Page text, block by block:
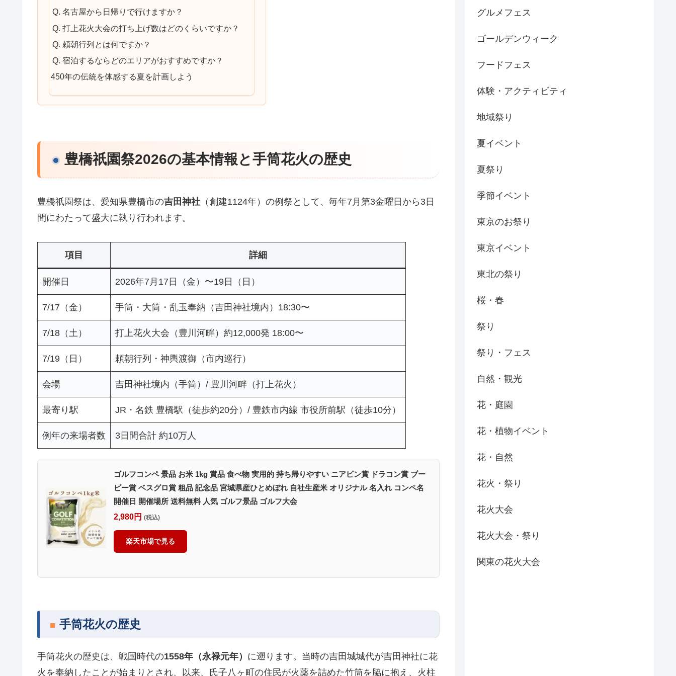
Q. 名古屋から日帰りで行けますか？
Q. 打上花火大会の打ち上げ数はどのくらいですか？
Q. 頼朝行列とは何ですか？
Q. 宿泊するならどのエリアがおすすめですか？
450年の伝統を体感する夏を計画しよう
豊橋祇園祭2026の基本情報と手筒花火の歴史
豊橋祇園祭は、愛知県豊橋市の吉田神社 （創建1124年）の例祭として、毎年7月第3金曜日から3日
間にわたって盛大に執り行われます。
項目 詳細
開催日 2026年7月17日（金）〜19日（日）
7/17（金） 手筒・大筒・乱玉奉納（吉田神社境内）18:30〜
7/18（土） 打上花火大会（豊川河畔）約12,000発 18:00〜
7/19（日） 頼朝行列・神輿渡御（市内巡行）
会場 吉田神社境内（手筒）/ 豊川河畔（打上花火）
最寄り駅 JR・名鉄 豊橋駅（徒歩約20分）/ 豊鉄市内線 市役所前駅（徒歩10分）
例年の来場者数 3日間合計 約10万人
ゴルフコンペ 景品 お米 1kg 賞品 食べ物 実用的 持ち帰りやすい ニアピン賞 ドラコン賞 ブー
ビー賞 ベスグロ賞 粗品 記念品 宮城県産ひとめぼれ 自社生産米 オリジナル 名入れ コンペ名
開催日 開催場所 送料無料 人気 ゴルフ景品 ゴルフ大会
2,980円 (税込)
楽天市場で見る
手筒花火の歴史
手筒花火の歴史は、戦国時代の1558年（永禄元年） に遡ります。当時の吉田城城代が吉田神社に花
火を奉納したことが始まりとされ、以来、氏子八ヶ町の住民が火薬を詰めた竹筒を脇に抱え、火柱
グルメフェス
ゴールデンウィーク
フードフェス
体験・アクティビティ
地域祭り
夏イベント
夏祭り
季節イベント
東京のお祭り
東京イベント
東北の祭り
桜・春
祭り
祭り・フェス
自然・観光
花・庭園
花・植物イベント
花・自然
花火・祭り
花火大会
花火大会・祭り
関東の花火大会